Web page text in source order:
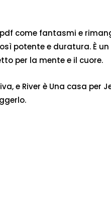
come fantasmi e
potente e duratura. È un
per la mente e il cuore.
e River è Una casa per